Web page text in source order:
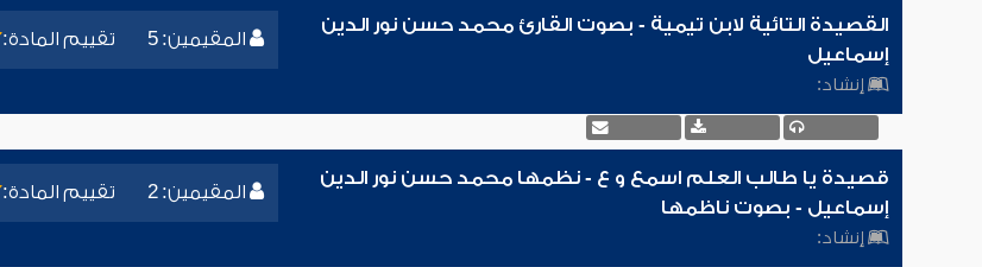
المقيمين: 5 تقييم المادة:
القصيدة التائية لابن تيمية - بصوت القارئ محمد حسن نور الدين
إسماعيل
إنشاد:
المقيمين: 2 تقييم المادة:
قصيدة يا طالب العلم اسمع و ع - نظمها محمد حسن نور الدين
إسماعيل - بصوت ناظمها
إنشاد: